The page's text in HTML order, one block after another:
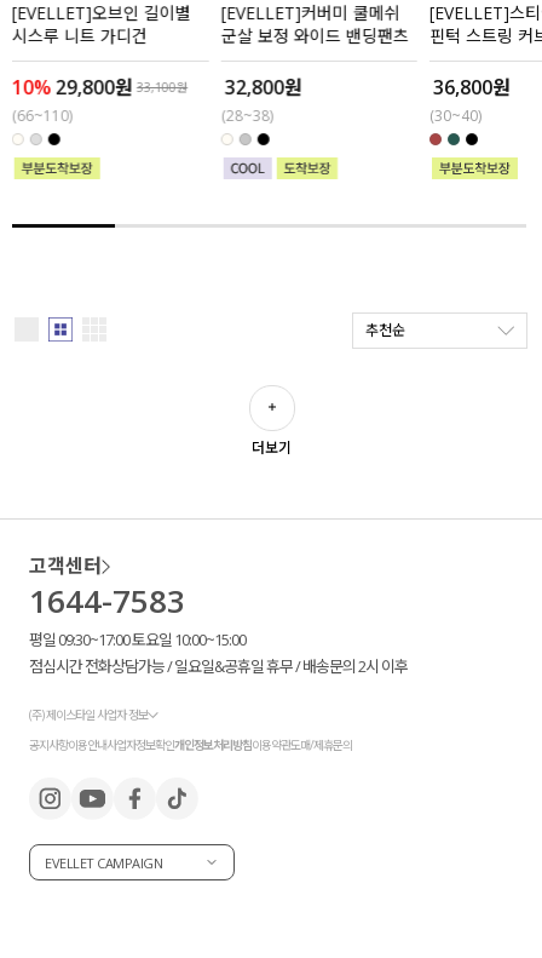
살안타템
110사이즈
플러스핏
아우터
스커트
언더웨어/파자마
FIT ZOOM
팬츠
스커트
[EVELLET]오브인 길이별
시스루 니트 가디건
10%29,800원 33,100원
(66~110)
[EVELLET]커버미 쿨메쉬
군살 보정 와이드 밴딩팬츠
32,800원
(28~38)
[EVELLET]스
핀턱 스트링 커
츠
36,800원
(30~40)
추천순
더보기
고객센터
1644-7583
평일 09:30~17:00 토요일 10:00~15:00
점심시간 전화상담가능 / 일요일&공휴일 휴무 / 배송문의 2시 이후
(주) 제이스타일 사업자 정보
공지사항이용안내사업자정보확인개인정보처리방침이용약관도매/제휴문의
EVELLET CAMPAIGN